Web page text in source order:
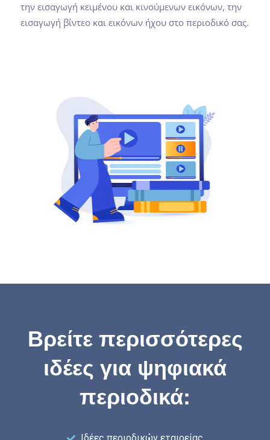
την εισαγωγή κειμένου και κινούμενων εικόνων, την
εισαγωγή βίντεο και εικόνων ήχου στο περιοδικό σας.
Βρείτε περισσότερες
ιδέες για ψηφιακά
περιοδικά: